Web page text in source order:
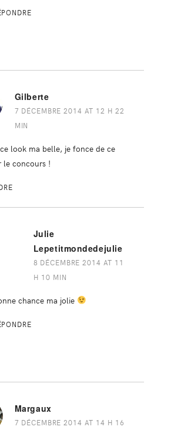
Gilberte
7 DÉCEMBRE 2014 AT 12 H 22
MIN
look ma belle, je fonce de ce
le concours !
Julie
Lepetitmondedejulie
8 DÉCEMBRE 2014 AT 11
H 10 MIN
chance ma jolie
Margaux
7 DÉCEMBRE 2014 AT 14 H 16